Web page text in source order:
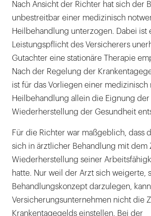
Nach Ansicht der Richter hat sich der
unbestreitbar einer medizinisch
Heilbehandlung unterzogen. Dabei ist
Leistungspflicht des Versicherers
Gutachter eine stationäre Therapie
Nach der Regelung der
ist für das Vorliegen einer medizinisch
Heilbehandlung allein die Eignung
Wiederherstellung der Gesundheit
Für die Richter war maßgeblich, dass
sich in ärztlicher Behandlung mit dem
Wiederherstellung seiner
hatte. Nur weil der Arzt sich weigerte,
Behandlungskonzept darzulegen,
Versicherungsunternehmen nicht die
Krankentagegelds einstellen. Bei der